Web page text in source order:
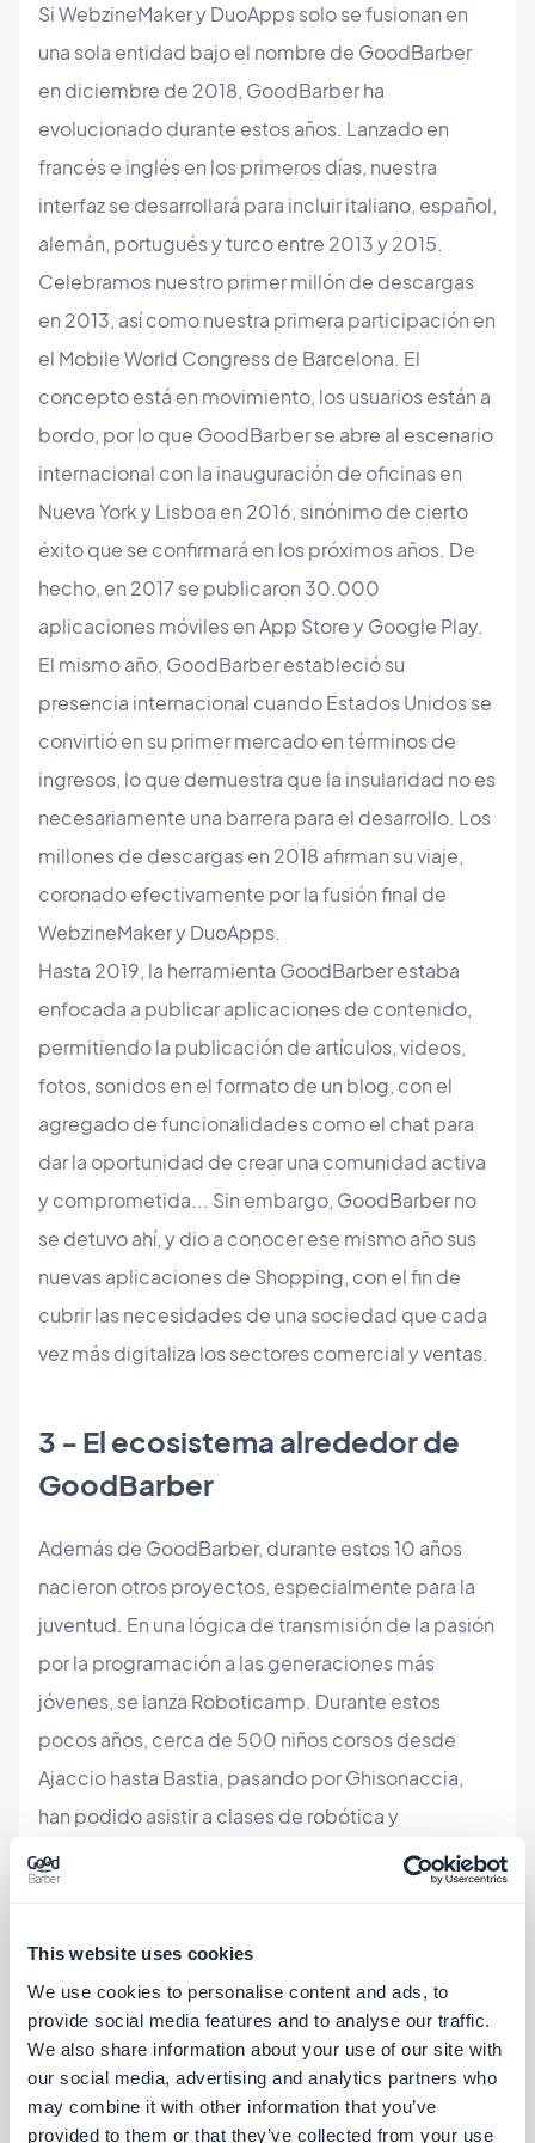
This website uses cookies
We use cookies to personalise content and ads, to
provide social media features and to analyse our traffic.
We also share information about your use of our site with
our social media, advertising and analytics partners who
may combine it with other information that you’ve
provided to them or that they’ve collected from your use
Si WebzineMaker y DuoApps solo se fusionan en
una sola entidad bajo el nombre de GoodBarber
en diciembre de 2018, GoodBarber ha
evolucionado durante estos años. Lanzado en
francés e inglés en los primeros días, nuestra
interfaz se desarrollará para incluir italiano, español,
alemán, portugués y turco entre 2013 y 2015.
Celebramos nuestro primer millón de descargas
en 2013, así como nuestra primera participación en
el Mobile World Congress de Barcelona. El
concepto está en movimiento, los usuarios están a
bordo, por lo que GoodBarber se abre al escenario
internacional con la inauguración de oficinas en
Nueva York y Lisboa en 2016, sinónimo de cierto
éxito que se confirmará en los próximos años. De
hecho, en 2017 se publicaron 30.000
aplicaciones móviles en App Store y Google Play.
El mismo año, GoodBarber estableció su
presencia internacional cuando Estados Unidos se
convirtió en su primer mercado en términos de
ingresos, lo que demuestra que la insularidad no es
necesariamente una barrera para el desarrollo. Los
millones de descargas en 2018 afirman su viaje,
coronado efectivamente por la fusión final de
WebzineMaker y DuoApps.
Hasta 2019, la herramienta GoodBarber estaba
enfocada a publicar aplicaciones de contenido,
permitiendo la publicación de artículos, videos,
fotos, sonidos en el formato de un blog, con el
agregado de funcionalidades como el chat para
dar la oportunidad de crear una comunidad activa
y comprometida... Sin embargo, GoodBarber no
se detuvo ahí, y dio a conocer ese mismo año sus
nuevas aplicaciones de Shopping, con el fin de
cubrir las necesidades de una sociedad que cada
vez más digitaliza los sectores comercial y ventas.
3 - El ecosistema alrededor de
GoodBarber
Además de GoodBarber, durante estos 10 años
nacieron otros proyectos, especialmente para la
juventud. En una lógica de transmisión de la pasión
por la programación a las generaciones más
jóvenes, se lanza Roboticamp. Durante estos
pocos años, cerca de 500 niños corsos desde
Ajaccio hasta Bastia, pasando por Ghisonaccia,
han podido asistir a clases de robótica y
codificación en robots Lego Mindstorms Ev3.
Estos robots e interfaces intuitivas han permitido
la isla.
Además de la juventud, GoodBarber participa
activamente en el desarrollo del ecosistema
empresarial corso. A finales de 2015, Sébastien